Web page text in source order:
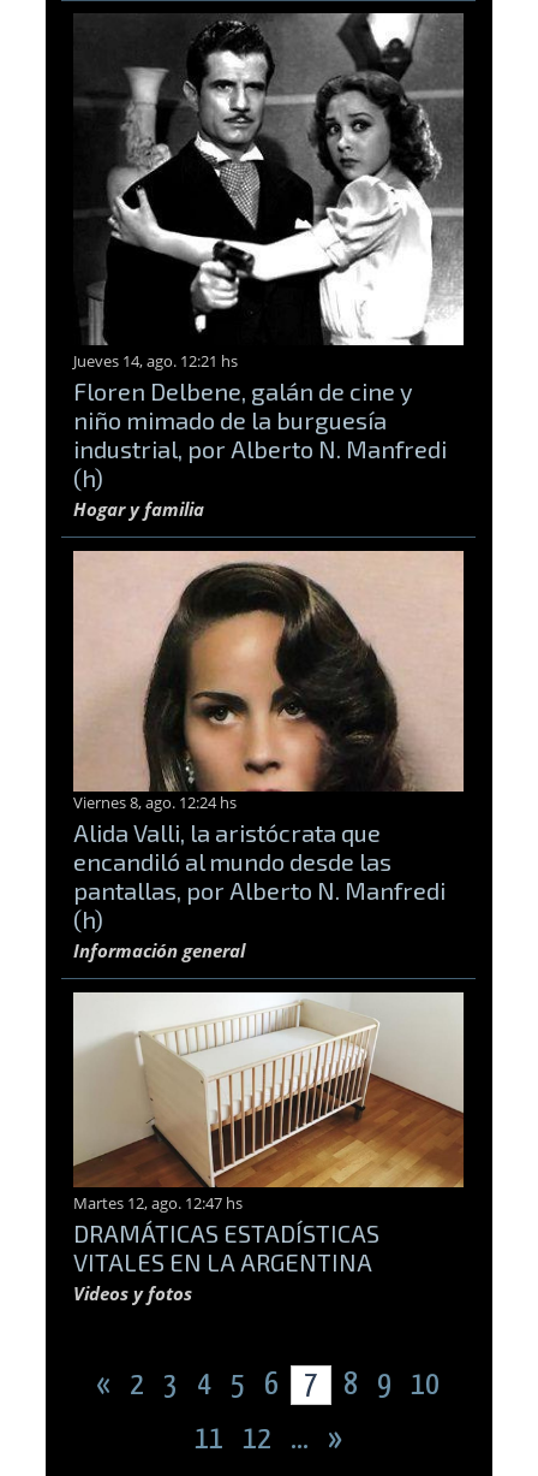
Jueves 14, ago. 12:21 hs
Floren Delbene, galán de cine y
niño mimado de la burguesía
industrial, por Alberto N. Manfredi
(h)
Hogar y familia
Viernes 8, ago. 12:24 hs
Alida Valli, la aristócrata que
encandiló al mundo desde las
pantallas, por Alberto N. Manfredi
(h)
Información general
Martes 12, ago. 12:47 hs
DRAMÁTICAS ESTADÍSTICAS
VITALES EN LA ARGENTINA
Videos y fotos
« 2 3 4 5 6 7 8 9
10
11
12 ... »